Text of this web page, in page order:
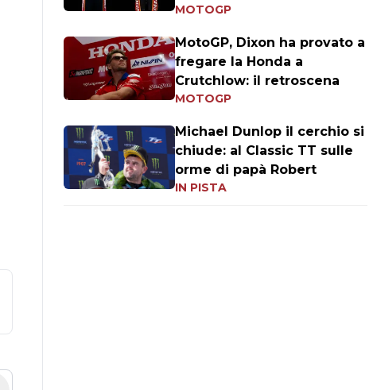
MOTOGP
MotoGP, Dixon ha provato a
fregare la Honda a
Crutchlow: il retroscena
MOTOGP
Michael Dunlop il cerchio si
chiude: al Classic TT sulle
orme di papà Robert
IN PISTA